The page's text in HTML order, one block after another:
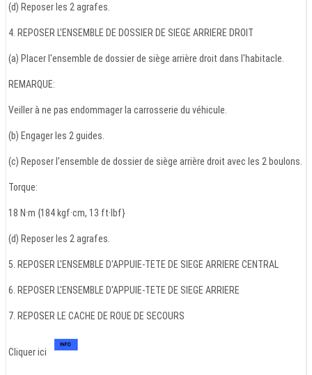
(d) Reposer les 2 agrafes.
4. REPOSER L'ENSEMBLE DE DOSSIER DE SIEGE ARRIERE DROIT
(a) Placer l'ensemble de dossier de siège arrière droit dans l'habitacle.
REMARQUE:
Veiller à ne pas endommager la carrosserie du véhicule.
(b) Engager les 2 guides.
(c) Reposer l'ensemble de dossier de siège arrière droit avec les 2 boulons.
Torque:
18 N·m {184 kgf·cm, 13 ft·lbf}
(d) Reposer les 2 agrafes.
5. REPOSER L'ENSEMBLE D'APPUIE-TETE DE SIEGE ARRIERE CENTRAL
6. REPOSER L'ENSEMBLE D'APPUIE-TETE DE SIEGE ARRIERE
7. REPOSER LE CACHE DE ROUE DE SECOURS
Cliquer ici